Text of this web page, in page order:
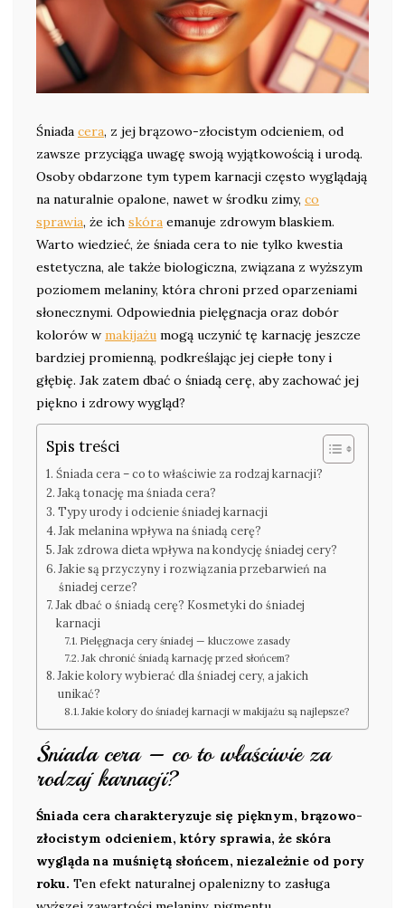
Śniada cera, z jej brązowo-złocistym odcieniem, od
zawsze przyciąga uwagę swoją wyjątkowością i urodą.
Osoby obdarzone tym typem karnacji często wyglądają
na naturalnie opalone, nawet w środku zimy, co
sprawia, że ich skóra emanuje zdrowym blaskiem.
Warto wiedzieć, że śniada cera to nie tylko kwestia
estetyczna, ale także biologiczna, związana z wyższym
poziomem melaniny, która chroni przed oparzeniami
słonecznymi. Odpowiednia pielęgnacja oraz dobór
kolorów w makijażu mogą uczynić tę karnację jeszcze
bardziej promienną, podkreślając jej ciepłe tony i
głębię. Jak zatem dbać o śniadą cerę, aby zachować jej
piękno i zdrowy wygląd?
Spis treści
Śniada cera – co to właściwie za rodzaj karnacji?
Jaką tonację ma śniada cera?
Typy urody i odcienie śniadej karnacji
Jak melanina wpływa na śniadą cerę?
Jak zdrowa dieta wpływa na kondycję śniadej cery?
Jakie są przyczyny i rozwiązania przebarwień na
śniadej cerze?
Jak dbać o śniadą cerę? Kosmetyki do śniadej
karnacji
Pielęgnacja cery śniadej — kluczowe zasady
Jak chronić śniadą karnację przed słońcem?
Jakie kolory wybierać dla śniadej cery, a jakich
unikać?
Jakie kolory do śniadej karnacji w makijażu są najlepsze?
Śniada cera – co to właściwie za
rodzaj karnacji?
Śniada cera charakteryzuje się pięknym, brązowo-
złocistym odcieniem, który sprawia, że skóra
wygląda na muśniętą słońcem, niezależnie od pory
roku. Ten efekt naturalnej opalenizny to zasługa